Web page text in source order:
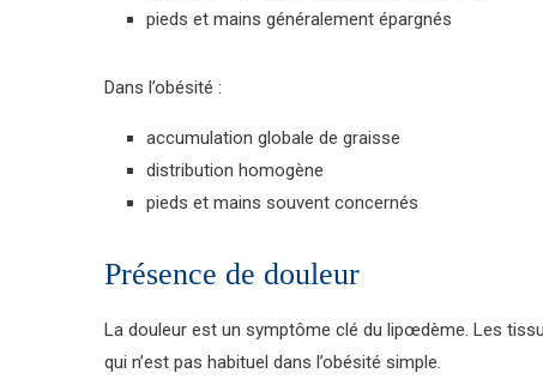
pieds et mains généralement épargnés
Dans l’obésité :
accumulation globale de graisse
distribution homogène
pieds et mains souvent concernés
Présence de douleur
La douleur est un symptôme clé du lipœdème. Les
qui n’est pas habituel dans l’obésité simple.